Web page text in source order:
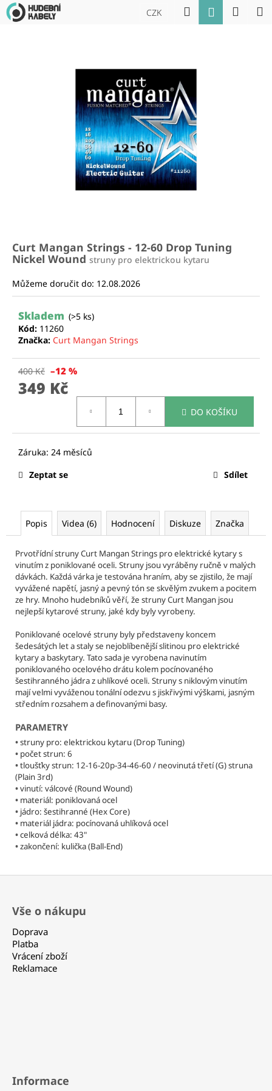
Přejít
na
CZK Hledat Přihlášení
Curt Mangan Strings - 12-60 Drop Tuning
Nickel Wound struny pro elektrickou kytaru
Můžeme doručit do: 12.08.2026
Skladem (>5 ks)
Kód: 11260
Značka: Curt Mangan Strings
400 Kč –12 %
349 Kč
DO KOŠÍKU
Zeptat se Sdílet
Popis Videa (6) Hodnocení Diskuze Značka
Prvotřídní struny Curt Mangan Strings pro elektrické kytary s
vinutím z poniklované oceli. Struny jsou vyráběny ručně v malých
dávkách. Každá várka je testována hraním, aby se zjistilo, že mají
vyvážené napětí, jasný a pevný tón se skvělým zvukem a pocitem
ze hry. Mnoho hudebníků věří, že struny Curt Mangan jsou
nejlepší kytarové struny, jaké kdy byly vyrobeny.
Poniklované ocelové struny byly představeny koncem
šedesátých let a staly se nejoblíbenější slitinou pro elektrické
kytary a baskytary. Tato sada je vyrobena navinutím
poniklovaného ocelového drátu kolem pocínovaného
šestihranného jádra z uhlíkové oceli. Struny s niklovým vinutím
mají velmi vyváženou tonální odezvu s jiskřivými výškami, jasným
středním rozsahem a definovanými basy.
PARAMETRY
•struny pro: elektrickou kytaru (Drop Tuning)
• počet strun: 6
•tloušťky strun: 12-16-20p-34-46-60 / neovinutá třetí (G) struna
(Plain 3rd)
•vinutí: válcové (Round Wound)
• materiál: poniklovaná ocel
• jádro: šestihranné (Hex Core)
• materiál jádra: pocínovaná uhlíková ocel
•celková délka: 43"
•zakončení: kulička (Ball-End)
K
o
t
e
a
HLEDAT
o
u
č
u
j
e
m
e
CURT
MANGAN
STRINGS
11-
52
BRONZE
STRUNY
PRO
AKUSTICKOU
KYTARU
346
Kč
Původně:
384
Kč
Vše o nákupu
Doprava
Platba
Vrácení zboží
Reklamace
Informace